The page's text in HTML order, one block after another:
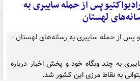
پس از حمله سایبری به
لهستان
به چند وبگاه خود و پخش اخبار درباره
به نقاط مرزی این کشور شد.